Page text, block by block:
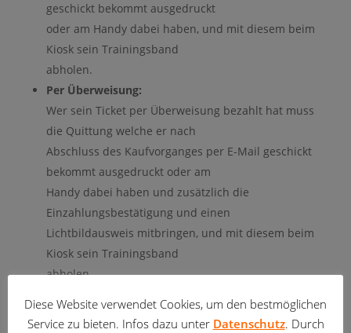
geschickt bekommt ausgedruckt
oder am Handy dabei haben, und mit diesem beim
Kiosk sein Trainingsband
abholen.
Per Überweisung:
Wer sein Ticket per Überweisung bezahlt hat muss
die Quittung welche er nach
Abschluss des Kaufvorganges per E-Mail geschickt
bekommt ausgedruckt oder am
Handy dabei haben und zusätzlich die
Einzahlungsbestätigung und einen
Lichtbildausweis mitbringen, und mit diesem beim
Kiosk sein Trainingsband
abholen.
Es wird bis auf weiteres der Kiosk nicht geöffnet und
es gibt nichts zu Essen und auch nichts zu
Diese Website verwendet Cookies, um den bestmöglichen
Service zu bieten. Infos dazu unter Datenschutz. Durch